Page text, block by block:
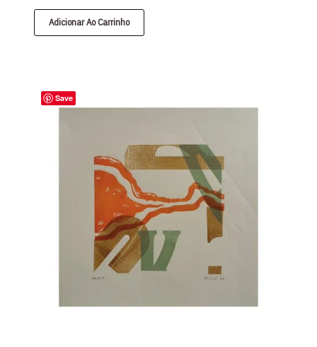
Adicionar Ao Carrinho
Save